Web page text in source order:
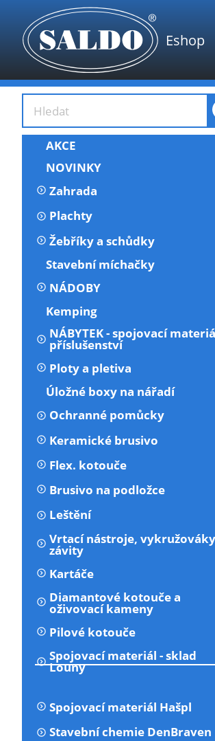
Eshop
AKCE
NOVINKY
Zahrada
Plachty
Žebříky a schůdky
Stavební míchačky
NÁDOBY
Kemping
NÁBYTEK - spojovací
příslušenství
Ploty a pletiva
Úložné boxy na nářadí
Ochranné pomůcky
Keramické brusivo
Flex. kotouče
Brusivo na podložce
Leštění
Vrtací nástroje,
závity
Kartáče
Diamantové kotouče a
oživovací kameny
Pilové kotouče
Spojovací materiál - sklad
Louny
Spojovací materiál Hašpl
Stavební chemie DenBraven